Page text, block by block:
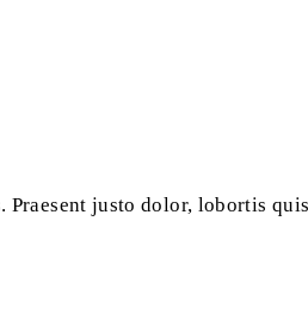
Praesent justo dolor, lobortis